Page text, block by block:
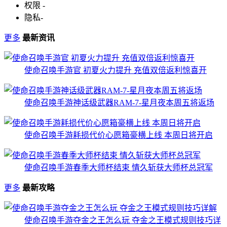
权限 -
隐私-
更多 最新资讯
使命召唤手游官 初夏火力提升 充值双倍返利惊喜开
使命召唤手游神话级武器RAM-7-星月夜本周五将返场
使命召唤手游耗损代价心愿箱豪横上线 本周日将开启
使命召唤手游春季大师杯结束 情久斩获大师杯总冠军
更多 最新攻略
使命召唤手游夺金之王怎么玩 夺金之王模式规则技巧详